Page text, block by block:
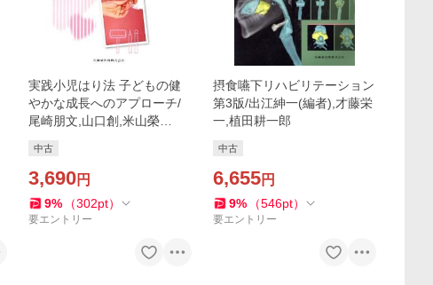
実践小児はり法 子どもの健
やかな成長へのアプローチ/
尾崎朋文,山口創,米山榮
中古
3,690円
9% （302pt）
要エントリー
摂食嚥下リハビリテーション
第3版/出江紳一(編者),才藤栄
一,植田耕一郎
中古
6,655円
9% （546pt）
要エントリー